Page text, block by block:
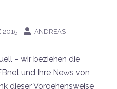
2015 ANDREAS
– wir beziehen die
und Ihre News von
dieser Vorgehensweise